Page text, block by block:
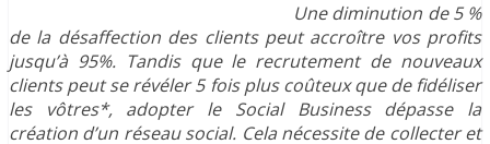
Une diminution de 5 %
de la désaffection des clients peut accroître vos profits
jusqu’à 95%. Tandis que le recrutement de nouveaux
clientspeut se révéler5 fois plus coûteux que de fidéliser
les vôtres*, adopter le Social Business dépasse la
création d’un réseau social. Cela nécessite de collecter et